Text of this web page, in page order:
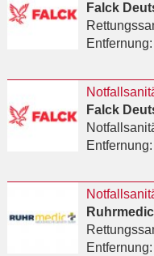
Falck
Entfernung:
Falck
Entfernung:
Entfernung: